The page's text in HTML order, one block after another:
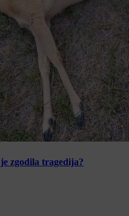
zgodila tragedija?